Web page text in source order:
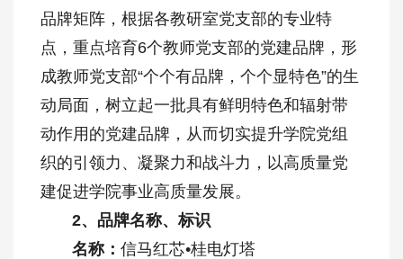
品牌矩阵，根据各教研室党支部的专业特
点，重点培育6个教师党支部的党建品牌，形
成教师党支部“个个有品牌，个个显特色”的生
动局面，树立起一批具有鲜明特色和辐射带
动作用的党建品牌，从而切实提升学院党组
织的引领力、凝聚力和战斗力，以高质量党
建促进学院事业高质量发展。
2、品牌名称、标识
名称： 信马红芯•桂电灯塔